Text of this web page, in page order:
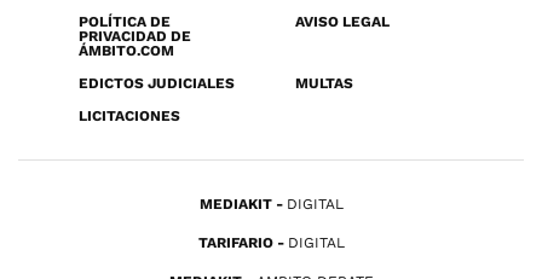
POLÍTICA DE
PRIVACIDAD DE
ÁMBITO.COM
AVISO LEGAL
EDICTOS JUDICIALES
MULTAS
LICITACIONES
MEDIAKIT DIGITAL
TARIFARIO DIGITAL